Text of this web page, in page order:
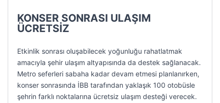
KONSER SONRASI ULAŞIM
ÜCRETSİZ
Etkinlik sonrası oluşabilecek yoğunluğu rahatlatmak
amacıyla şehir ulaşım altyapısında da destek sağlanacak.
Metro seferleri sabaha kadar devam etmesi planlanırken,
konser sonrasında İBB tarafından yaklaşık 100 otobüsle
şehrin farklı noktalarına ücretsiz ulaşım desteği verecek.